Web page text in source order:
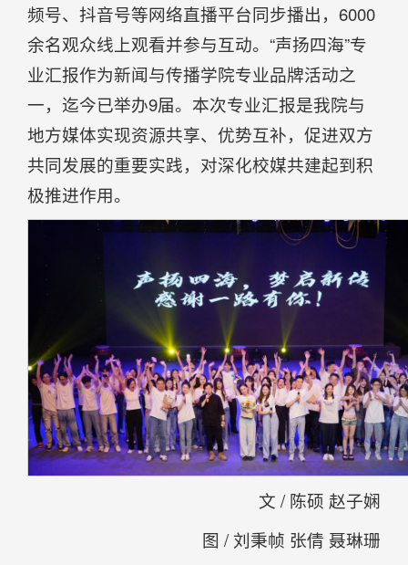
频号、抖音号等网络直播平台同步播出，6000
余名观众线上观看并参与互动。“声扬四海”专
业汇报作为新闻与传播学院专业品牌活动之
一，迄今已举办9届。本次专业汇报是我院与
地方媒体实现资源共享、优势互补，促进双方
共同发展的重要实践，对深化校媒共建起到积
极推进作用。
文 / 陈硕 赵子娴
图 / 刘秉帧 张倩 聂琳珊